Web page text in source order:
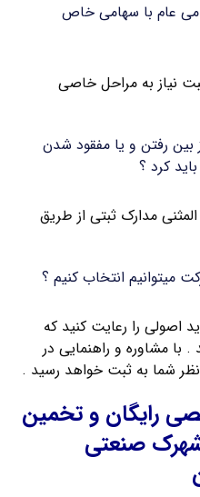
عام با سهامی خاص
نیاز به مراحل خاصی
رفتن و یا مفقود شدن
کرد ؟
مدارک ثبتی از طریق
میتوانیم انتخاب کنیم ؟
اصولی را رعایت کنید که
. با مشاوره و راهنمایی در
شما به ثبت خواهد رسید .
رایگان و تخمین
صنعتی